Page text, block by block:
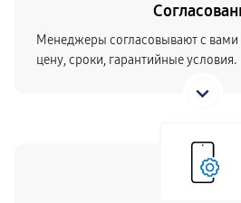
Менеджеры согласовывают с вами
цену, сроки, гарантийные условия.